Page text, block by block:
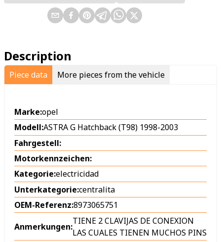
Description
Piece data More pieces from the vehicle
Marke:opel
Modell:ASTRA G Hatchback (T98) 1998-2003
Fahrgestell:
Motorkennzeichen:
Kategorie:electricidad
Unterkategorie:centralita
OEM-Referenz:8973065751
Anmerkungen:
TIENE 2 CLAVIJAS DE CONEXION
LAS CUALES TIENEN MUCHOS PINS